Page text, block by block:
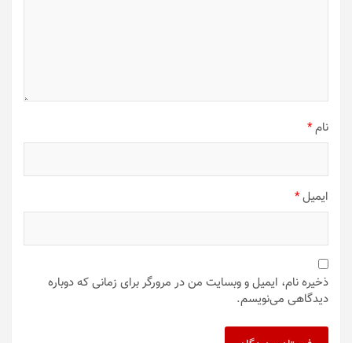
نام*
ایمیل*
ذخیره نام، ایمیل و وبسایت من در مرورگر برای زمانی که دوباره
دیدگاهی می‌نویسم.